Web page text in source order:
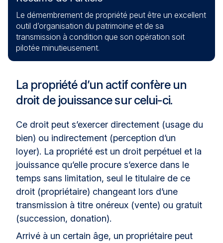
Le démembrement de propriété peut être un excellent
outil d’organisation du patrimoine et de sa
transmission à condition que son opération soit
pilotée minutieusement.
La propriété d’un actif confère un
droit de jouissance sur celui-ci.
Ce droit peut s’exercer directement (usage du
bien) ou indirectement (perception d’un
loyer). La propriété est un droit perpétuel et la
jouissance qu’elle procure s’exerce dans le
temps sans limitation, seul le titulaire de ce
droit (propriétaire) changeant lors d’une
transmission à titre onéreux (vente) ou gratuit
(succession, donation).
Arrivé à un certain âge, un propriétaire peut